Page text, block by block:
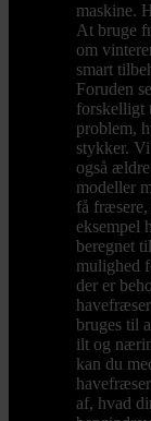
maskine.
At bruge
om
smart
Foruden
forskelligt
problem,
stykker.
også
modeller
få
eksempel
beregnet
mulighed
der er
bruges til
ilt og
kan du
af, hvad